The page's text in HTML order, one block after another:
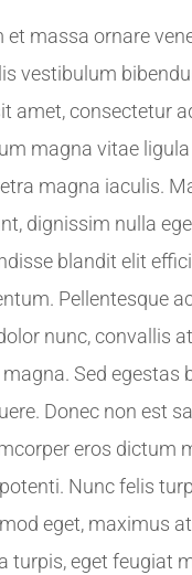
et massa ornare
vestibulum
amet, consectetur
magna vitae
magna iaculis.
dignissim nulla
blandit elit
Pellentesque
nunc, convallis
Sed egestas
Donec non est
eros dictum
Nunc felis
eget, maximus
turpis, eget feugiat